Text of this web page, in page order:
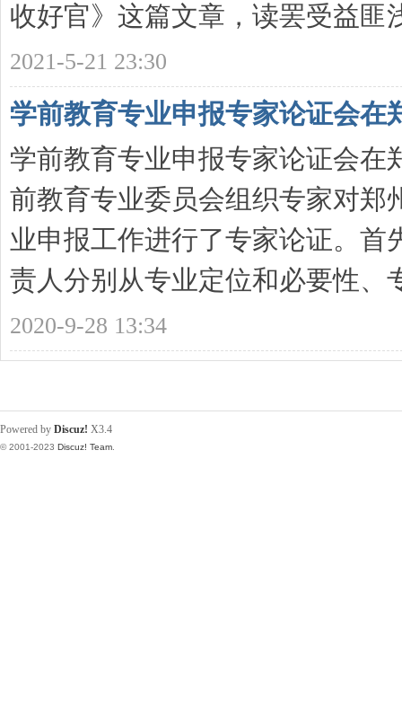
收好官》这篇文章，读罢受益匪
2021-5-21 23:30
学前教育专业申报专家论证会在
学前教育专业申报专家论证会在
前教育专业委员会组织专家对郑
业申报工作进行了专家论证。首
责人分别从专业定位和必要性、
2020-9-28 13:34
Powered by Discuz! X3.4
© 2001-2023 Discuz! Team